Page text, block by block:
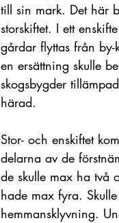
till sin mark. Det här
storskiftet. I ett
gårdar flyttas från
en ersättning skulle
skogsbygder
härad.
Stor- och enskiftet
delarna av de
de skulle max ha två
hade max fyra.
hemmansklyvning.